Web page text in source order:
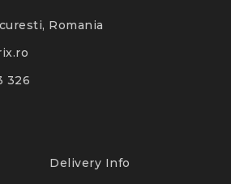
Romania
326
Delivery Info